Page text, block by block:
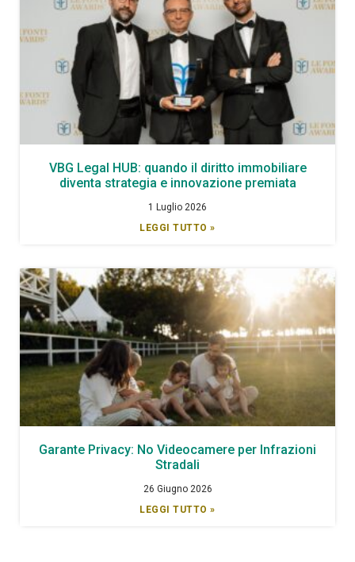
VBG Legal HUB: quando il diritto immobiliare
diventa strategia e innovazione premiata
1 Luglio 2026
LEGGI TUTTO »
Garante Privacy: No Videocamere per Infrazioni
Stradali
26 Giugno 2026
LEGGI TUTTO »